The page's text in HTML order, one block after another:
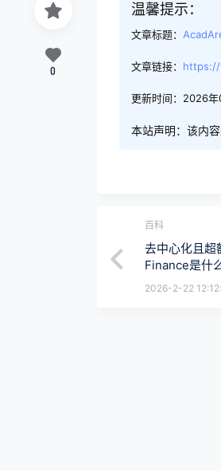
温馨提示：
文章标题：
文章链接： https://
更新时间：2026
本站声明：该内
0
百科
去中心化且超
Finance是什
2026-2-22